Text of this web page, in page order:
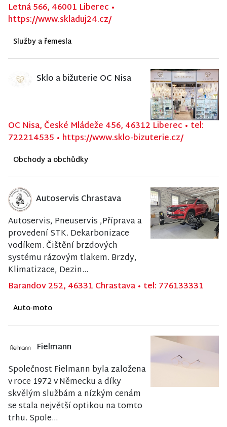
Letná 566, 46001 Liberec •
https://www.skladuj24.cz/
Služby a řemesla
Sklo a bižuterie OC Nisa
OC Nisa, České Mládeže 456, 46312 Liberec • tel:
722214535 • https://www.sklo-bizuterie.cz/
Obchody a obchůdky
Autoservis Chrastava
Autoservis, Pneuservis ,Příprava a
provedení STK. Dekarbonizace
vodíkem. Čištění brzdových
systému rázovým tlakem. Brzdy,
Klimatizace, Dezin...
Barandov 252, 46331 Chrastava • tel: 776133331
Auto-moto
Fielmann
Společnost Fielmann byla založena
v roce 1972 v Německu a díky
skvělým službám a nízkým cenám
se stala největší optikou na tomto
trhu. Spole...